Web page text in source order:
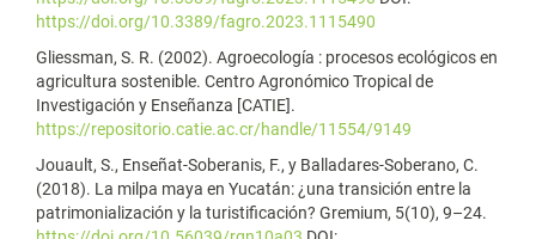
https://doi.org/10.3389/fagro.2023.1115490
Gliessman, S. R. (2002). Agroecología : procesos ecológicos en
agricultura sostenible. Centro Agronómico Tropical de
Investigación y Enseñanza [CATIE].
https://repositorio.catie.ac.cr/handle/11554/9149
Jouault, S., Enseñat-Soberanis, F., y Balladares-Soberano, C.
(2018). La milpa maya en Yucatán: ¿una transición entre la
patrimonialización y la turistificación? Gremium, 5(10), 9–24.